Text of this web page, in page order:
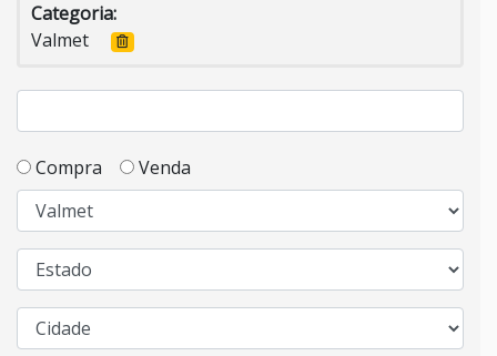
Categoria:
Valmet
Compra Venda